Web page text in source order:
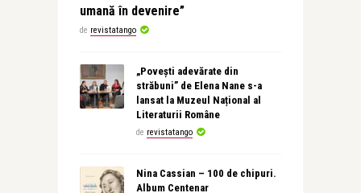
umană în devenire”
de revistatango
„Povești adevărate din
străbuni” de Elena Nane s-a
lansat la Muzeul Național al
Literaturii Române
de revistatango
Nina Cassian – 100 de chipuri.
Album Centenar